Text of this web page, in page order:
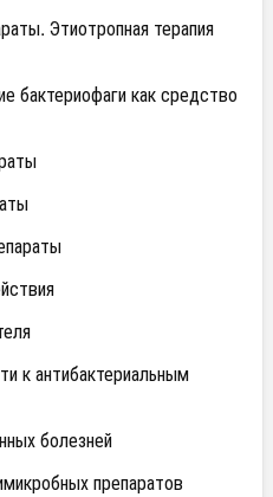
Этиотропная терапия
бактериофаги как средство
к антибактериальным
болезней
препаратов